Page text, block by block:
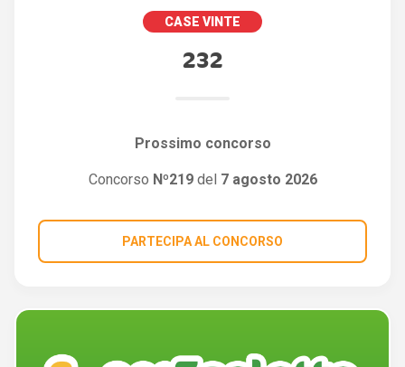
CASE VINTE
232
Prossimo concorso
Concorso Nº219del 7 agosto 2026
PARTECIPA AL CONCORSO